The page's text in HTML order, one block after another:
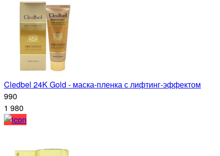
Cledbel 24K Gold - маска-пленка с лифтинг-эффектом
990
1 980